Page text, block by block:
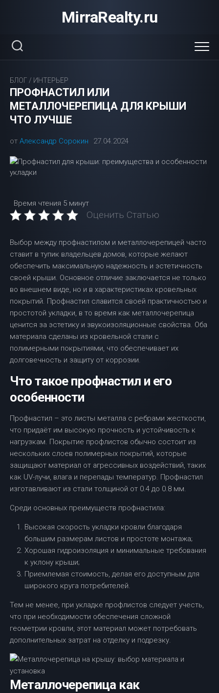
MirraRealty.ru
БЛОГ / ИНТЕРЬЕР
ПРОФНАСТИЛ ИЛИ
МЕТАЛЛОЧЕРЕПИЦА ДЛЯ КРЫШИ
ЧТО ЛУЧШЕ
от Александр Сорокин 27.04.2024
Время чтения 5 минут
Оценить Статью
Выбор между профнастилом и металлочерепицей часто
ставит в тупик владельцев домов, которые желают
обеспечить максимальную надежность и эстетичность
своей крыши. Основное отличие заключается не только
во внешнем виде, но и в характеристиках кровельных
покрытий. Профнастил славится своей практичностью и
простотой укладки, в то время как металлочерепица
ценится за эстетику и звукоизоляционные свойства. Оба
материала сделаны из кровельной стали с
полимерными покрытиями, что обеспечивает их
долговечность и защиту от коррозии.
Что такое профнастил и его
особенности
Профнастил – это листы металла с ребрами жесткости,
что придаёт им высокую прочность и устойчивость к
нагрузкам. Покрытие профлистов обычно состоит из
нескольких слоев полимерных покрытий, которые
защищают материал от агрессивных воздействий, таких
как UV-лучи, влага и перепады температур. Профнастил
изготавливают из стали толщиной от 0.4 до 0.8 мм.
Среди основных преимуществ профнастила:
Высокая скорость укладки кровли благодаря
большим размерам листов и простоте монтажа;
Хорошая гидроизоляция и минимальные требования
к уклону крыши;
Приемлемая стоимость, делая его доступным для
широкого круга потребителей.
Тем не менее, при укладке профлистов следует учесть,
что при необходимости обеспечения сложной
геометрии кровли, этот материал может потребовать
дополнительных затрат на отделку и подрезку.
Металлочерепица как